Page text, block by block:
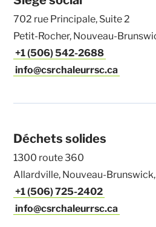
702 rue Principale, Suite 2
Petit-Rocher, Nouveau-
+1 (506) 542-2688
info@csrchaleurrsc.ca
Déchets solides
1300 route 360
Allardville, Nouveau-
+1 (506) 725-2402
info@csrchaleurrsc.ca